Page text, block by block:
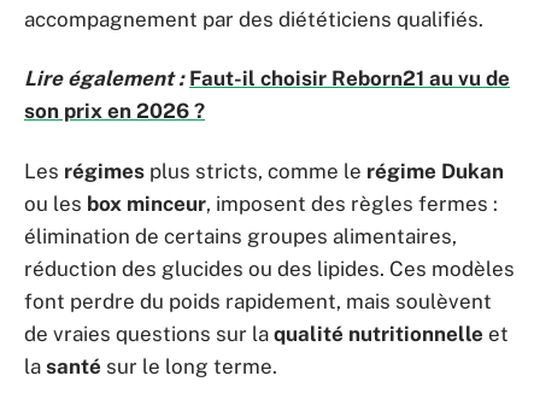
accompagnement par des diététiciens qualifiés.
Lire également : Faut-il choisir Reborn21 au vu de
son prix en 2026 ?
Les régimes plus stricts, comme le régime Dukan
ou les box minceur, imposent des règles fermes :
élimination de certains groupes alimentaires,
réduction des glucides ou des lipides. Ces modèles
font perdre du poids rapidement, mais soulèvent
de vraies questions sur la qualité nutritionnelle et
la santé sur le long terme.